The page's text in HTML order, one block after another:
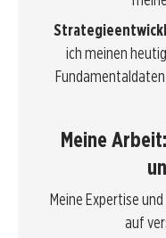
ich meinen
Meine
Meine Expertise
auf